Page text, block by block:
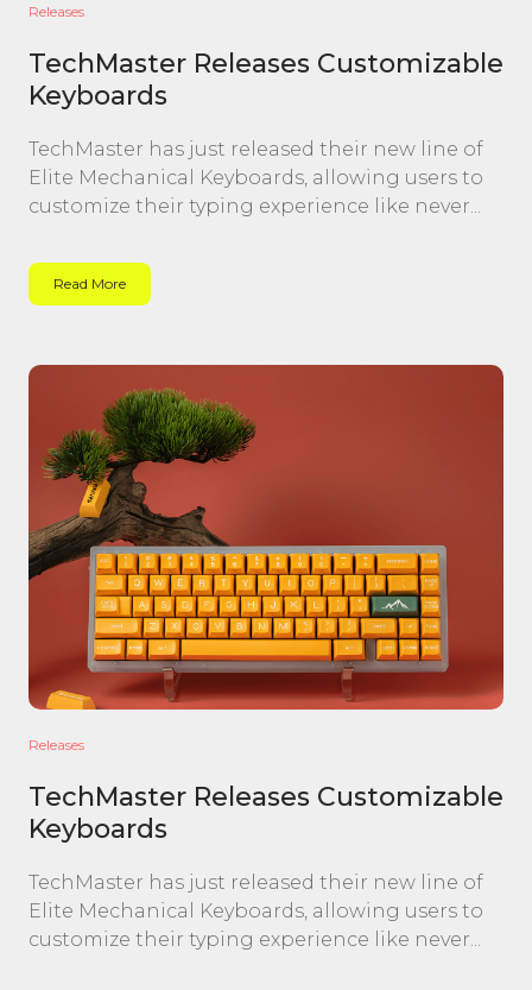
Releases
TechMaster Releases Customizable
Keyboards
TechMaster has just released their new line of
Elite Mechanical Keyboards, allowing users to
customize their typing experience like never...
Read More
Releases
TechMaster Releases Customizable
Keyboards
TechMaster has just released their new line of
Elite Mechanical Keyboards, allowing users to
customize their typing experience like never...